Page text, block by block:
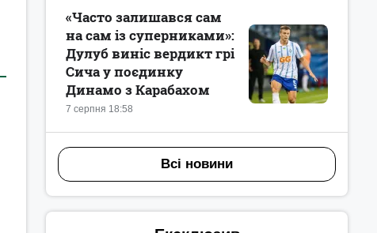
7 серпня 18:58
«Часто залишався сам
на сам із суперниками»:
Дулуб виніс вердикт грі
Сича у поєдинку
Динамо з Карабахом
Всі новини